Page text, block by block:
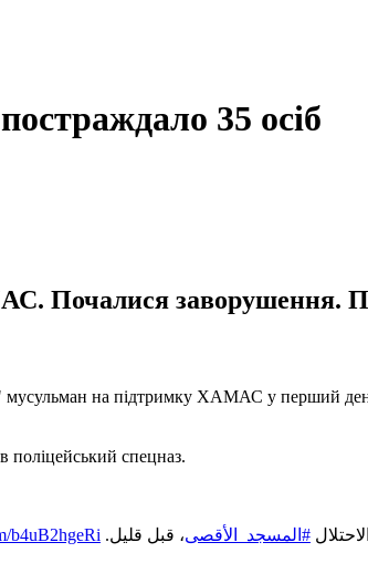
35 осіб
Почалися заворушення.
мусульман на підтримку ХАМАС у перший
поліцейський спецназ.
#المسجد_الأقصى، قبل قليل. b4uB2hgeRi